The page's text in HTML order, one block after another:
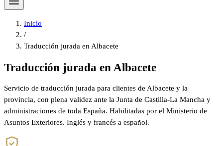
Inicio
/
Traducción jurada en Albacete
Traducción jurada en Albacete
Servicio de traducción jurada para clientes de Albacete y la
provincia, con plena validez ante la Junta de Castilla-La Mancha y
administraciones de toda España. Habilitadas por el Ministerio de
Asuntos Exteriores. Inglés y francés a español.